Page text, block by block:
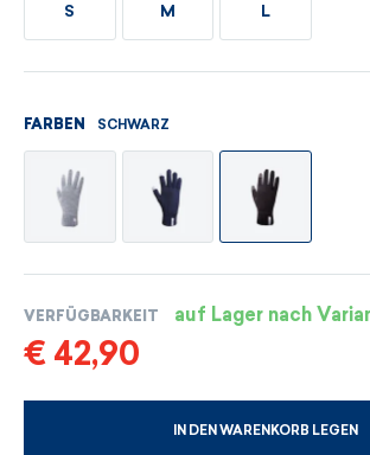
S M L
FARBEN SCHWARZ
VERFÜGBARKEIT auf Lager nach
€ 42,90
IN DEN WARENKORB LEGEN